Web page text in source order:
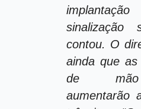
sinalização
contou. O
ainda que
de
aumentarão